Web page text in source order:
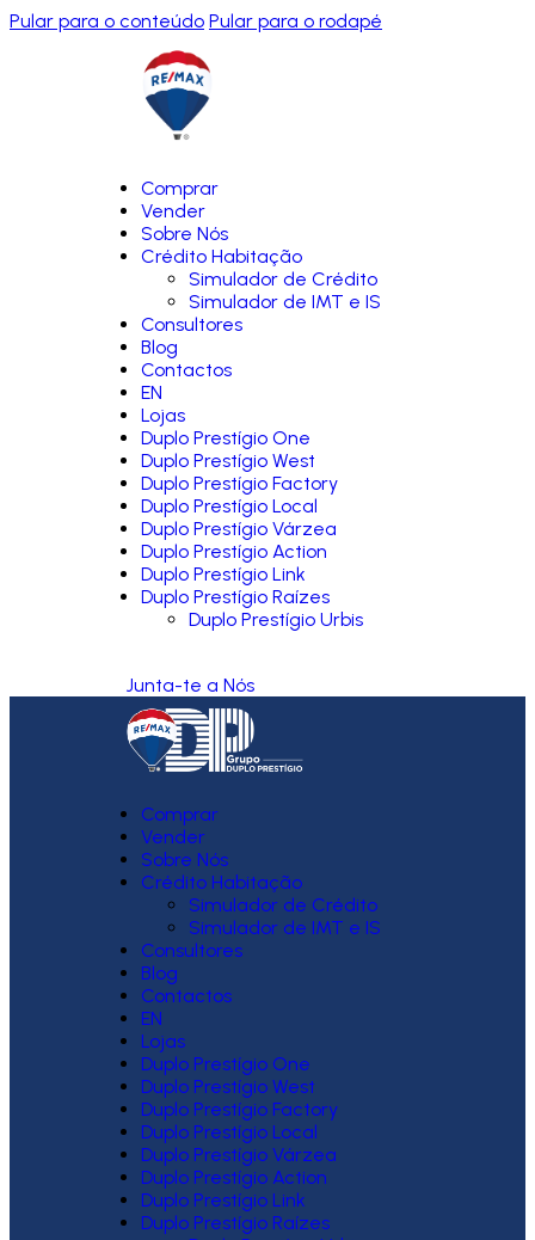
Pular para o conteúdo Pular para o rodapé
Comprar
Vender
Sobre Nós
Crédito Habitação
Simulador de Crédito
Simulador de IMT e IS
Consultores
Blog
Contactos
EN
Lojas
Duplo Prestígio One
Duplo Prestígio West
Duplo Prestígio Factory
Duplo Prestígio Local
Duplo Prestígio Várzea
Duplo Prestígio Action
Duplo Prestígio Link
Duplo Prestígio Raízes
Duplo Prestígio Urbis
Junta-te a Nós
Comprar
Vender
Sobre Nós
Crédito Habitação
Simulador de Crédito
Simulador de IMT e IS
Consultores
Blog
Contactos
EN
Lojas
Duplo Prestígio One
Duplo Prestígio West
Duplo Prestígio Factory
Duplo Prestígio Local
Duplo Prestígio Várzea
Duplo Prestígio Action
Duplo Prestígio Link
Duplo Prestígio Raízes